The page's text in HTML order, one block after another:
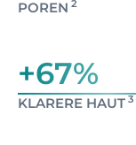
POREN 2
+67%
KLARERE HAUT 3